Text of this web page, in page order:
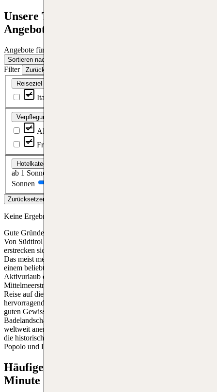
Unsere TOP Italien Last Minute
Angebote: 7 Nächte inkl. Flug buchen
Angebote für den Zeitraum:
Sortieren nach
Filter
Zurücksetzen
Reiseziel
Italien, Malta
Verpflegung
All Inclusive
Frühstück
Hotelkategorie
ab 1 Sonne
Sonnen
Zurücksetzen
Keine Ergebnisse gefunden
Gute Gründe für einen Last Minute Italien Urlaub gibt es immer!
Von Südtirol über den Gardasee bis nach Apulien und Sardinien
erstrecken sich traumhafte Landschaften für erholsame Urlaubstage.
Das meist mediterrane Klima macht Italien zudem ganzjährig zu
einem beliebten Urlaubsziel, zum Beispiel für einen Wellnessurlaub,
Aktivurlaub oder Badeurlaub an den kilometerlangen
Mittelmeerstränden. Wer die Abgeschiedenheit sucht, sollte eine
Reise auf die Insel Elba in Betracht ziehen. Dank der
hervorragenden Wasserqualität an italienischen Stränden kann man
guten Gewissens samt Kind und Kegel die Vielfalt der italienischen
Badelandschaft erkunden. Wusstest du, dass sich 60 Prozent der
weltweit anerkannten Kulturschätze in Italien befinden? Wer durch
die historische Altstadt
Popolo und Pantheon schlendert, mag das gern glauben.
Häufige Fragen zu Italien Urlaub Last
Minute